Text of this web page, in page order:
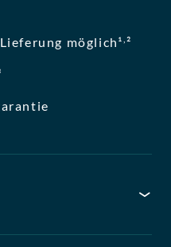
möglich¹ ,²